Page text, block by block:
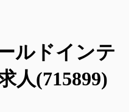
ルドインテ
人(715899)